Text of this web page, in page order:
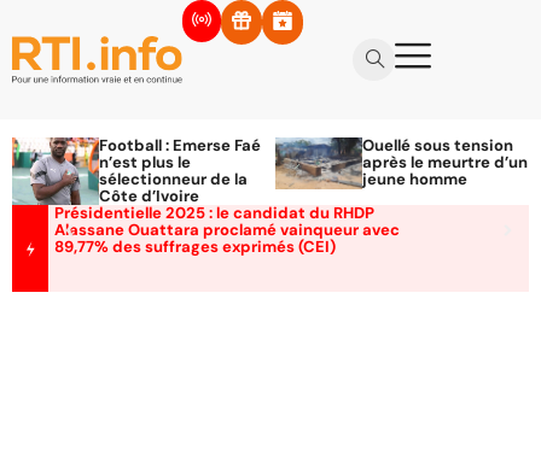
Football : Emerse Faé
n’est plus le
sélectionneur de la
Côte d’Ivoire
Ouellé sous tension
après le meurtre d’un
jeune homme
Présidentielle 2025 : le candidat du RHDP
Alassane Ouattara proclamé vainqueur avec
89,77% des suffrages exprimés (CEI)